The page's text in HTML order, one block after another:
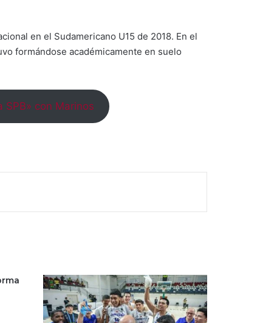
en el Sudamericano U15 de 2018. En el
formándose académicamente en suelo
SPB» con Marinos